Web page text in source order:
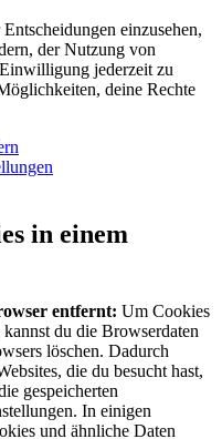
einzusehen,
der Nutzung von
jederzeit zu
deine Rechte
in einem
entfernt: Um Cookies
du die Browserdaten
löschen. Dadurch
die du besucht hast,
gespeicherten
In einigen
und ähnliche Daten